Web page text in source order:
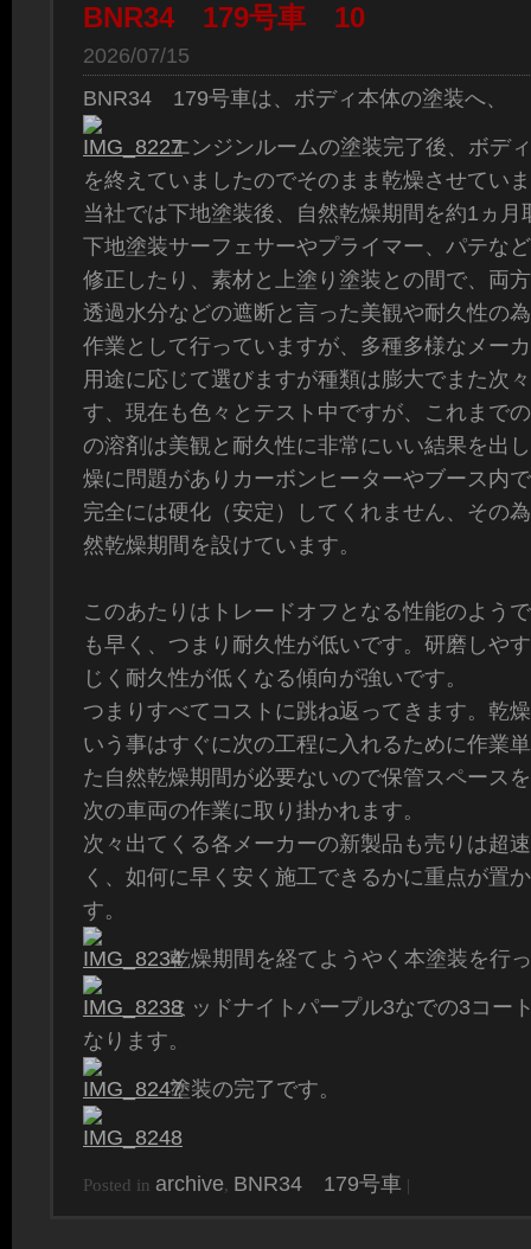
BNR34 179号車 10
2026/07/15
BNR34 179号車は、ボディ本体の塗装へ、
エンジンルームの塗装完了後、ボデ
を終えていましたのでそのまま乾燥させてい
当社では下地塗装後、自然乾燥期間を約1ヵ月
下地塗装サーフェサーやプライマー、パテな
修正したり、素材と上塗り塗装との間で、両
透過水分などの遮断と言った美観や耐久性の
作業として行っていますが、多種多様なメー
用途に応じて選びますが種類は膨大でまた次
す、現在も色々とテスト中ですが、これまで
の溶剤は美観と耐久性に非常にいい結果を出
燥に問題がありカーボンヒーターやブース内
完全には硬化（安定）してくれません、その
然乾燥期間を設けています。
このあたりはトレードオフとなる性能のよう
も早く、つまり耐久性が低いです。研磨しや
じく耐久性が低くなる傾向が強いです。
つまりすべてコストに跳ね返ってきます。乾
いう事はすぐに次の工程に入れるために作業
た自然乾燥期間が必要ないので保管スペース
次の車両の作業に取り掛かれます。
次々出てくる各メーカーの新製品も売りは超
く、如何に早く安く施工できるかに重点が置
す。
乾燥期間を経てようやく本塗装を行
ミッドナイトパープル3なでの3コー
なります。
塗装の完了です。
Posted in archive, BNR34 179号車 |